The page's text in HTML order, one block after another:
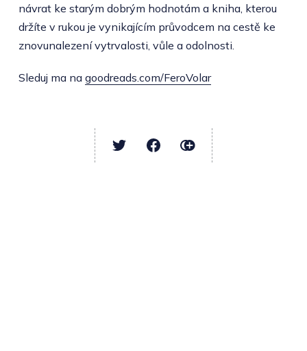
návrat ke starým dobrým hodnotám a kniha, kterou
držíte v rukou je vynikajícím průvodcem na cestě ke
znovunalezení vytrvalosti, vůle a odolnosti.
Sleduj ma na goodreads.com/FeroVolar